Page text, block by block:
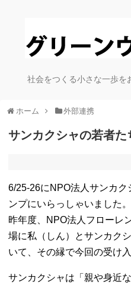
社会をつくる小さな一歩を
ホーム 外部連携
サンカクシャの若者た
6/25-26にNPO法人サンカ
ンプにいらっしゃいました。
昨年度、NPO法人フローレ
場に私（しん）とサンカク
いて、その縁で今回の受け
サンカクシャは「親や身近